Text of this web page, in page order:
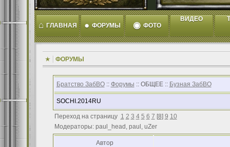
⌂ ГЛАВНАЯ ● ФОРУМЫ ◉ ФОТО
ВИДЕО
ФОРУМЫ
Братство ЗабВО:: Форумы :: ОБЩЕЕ :: Бузная ЗабВО
SOCHI.2014RU
Переход на страницу 1 2 3 4 5 6 7 [8] 9 10
Модераторы: paul_head, paul, uZer
Автор